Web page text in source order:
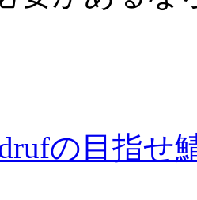
の目指せ